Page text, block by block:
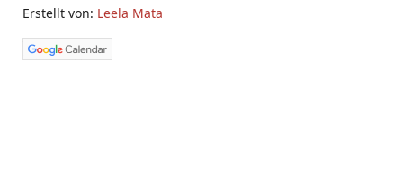
Erstellt von: Leela Mata